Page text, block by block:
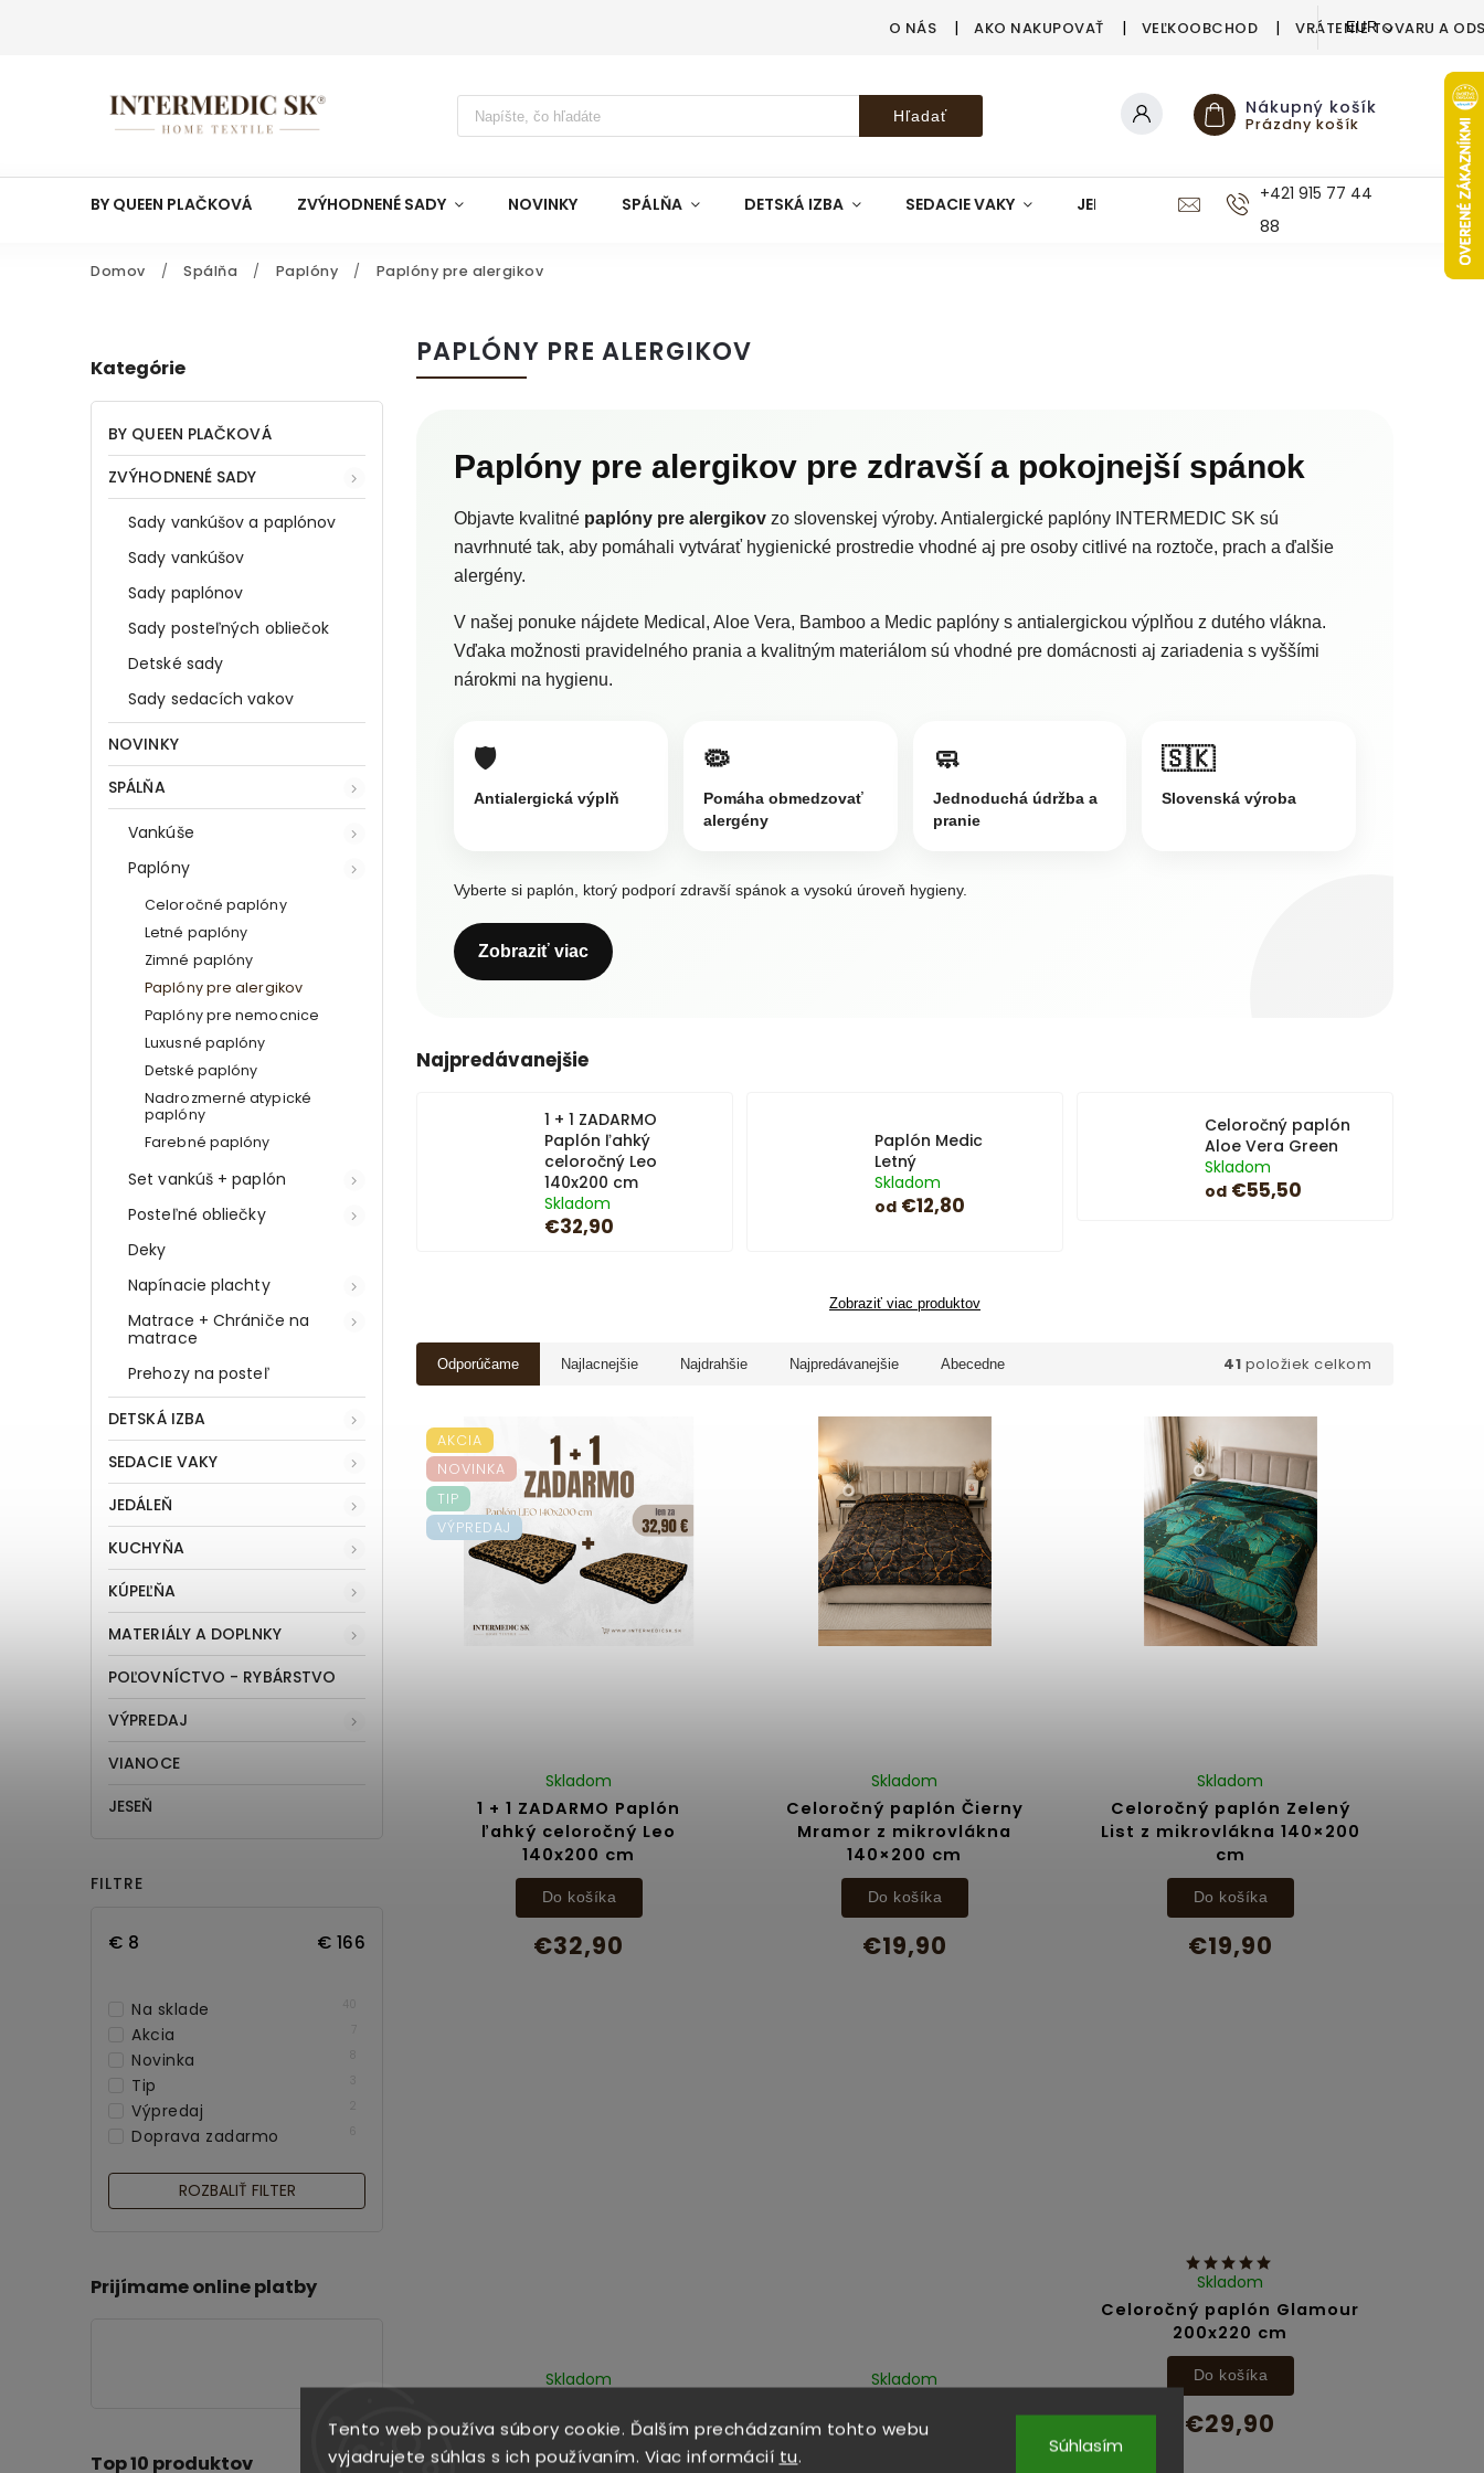
Tento web používa súbory cookie. Ďalším prechádzaním tohto webu
vyjadrujete súhlas s ich používaním. Viac informácií tu. Súhlasím
O NÁS AKO NAKUPOVAŤ VEĽKOOBCHOD VRÁTENIE TOVARU A
EUR
Hľadať Nákupný košík
Prázdny košík
BY QUEEN PLAČKOVÁ ZVÝHODNENÉ SADY NOVINKY SPÁLŇA DETSKÁ IZBA SEDACIE VAKY JEDÁLEŇ KUCHYŇA KÚPEĽŇA
+421 915 77 44
88
Domov / Spálňa / Paplóny / Paplóny pre alergikov
Kategórie
BY QUEEN PLAČKOVÁ
ZVÝHODNENÉ SADY
Sady vankúšov a paplónov
Sady vankúšov
Sady paplónov
Sady posteľných obliečok
Detské sady
Sady sedacích vakov
NOVINKY
SPÁLŇA
Vankúše
Paplóny
Celoročné paplóny
Letné paplóny
Zimné paplóny
Paplóny pre alergikov
Paplóny pre nemocnice
Luxusné paplóny
Detské paplóny
Nadrozmerné atypické
paplóny
Farebné paplóny
Set vankúš + paplón
Posteľné obliečky
Deky
Napínacie plachty
Matrace + Chrániče na
matrace
Prehozy na posteľ
DETSKÁ IZBA
SEDACIE VAKY
JEDÁLEŇ
KUCHYŇA
KÚPEĽŇA
MATERIÁLY A DOPLNKY
POĽOVNÍCTVO - RYBÁRSTVO
VÝPREDAJ
VIANOCE
JESEŇ
FILTRE
€ 8 € 166
Na sklade
Akcia
Novinka
Tip
Výpredaj
Doprava zadarmo
ROZBALIŤ FILTER
Prijímame online platby
Top 10 produktov
PAPLÓNY PRE ALERGIKOV
Paplóny pre alergikov pre zdravší a pokojnejší spánok
Objavte kvalitné paplóny pre alergikov zo slovenskej výroby. Antialergické paplóny INTERMEDIC SK sú
navrhnuté tak, aby pomáhali vytvárať hygienické prostredie vhodné aj pre osoby citlivé na roztoče, prach a ďalšie
alergény.
V našej ponuke nájdete Medical, Aloe Vera, Bamboo a Medic paplóny s antialergickou výplňou z dutého vlákna.
Vďaka možnosti pravidelného prania a kvalitným materiálom sú vhodné pre domácnosti aj zariadenia s vyššími
nárokmi na hygienu.
🛡️
Antialergická výplň
🦠
Pomáha obmedzovať
alergény
🧼
Jednoduchá údržba a
pranie
🇸🇰
Slovenská výroba
Vyberte si paplón, ktorý podporí zdravší spánok a vysokú úroveň hygieny.
Zobraziť viac
Najpredávanejšie
1 + 1 ZADARMO
Paplón ľahký
celoročný Leo
140x200 cm
Skladom
€32,90
Paplón Medic
Letný
Skladom
od€12,80
Celoročný paplón
Aloe Vera Green
Skladom
od€55,50
Zobraziť viac produktov
Odporúčame Najlacnejšie Najdrahšie Najpredávanejšie Abecedne 41 položiek celkom
AKCIA
NOVINKA
TIP
VÝPREDAJ
1 + 1 ZADARMO Paplón
ľahký celoročný Leo
140x200 cm
Skladom
€32,90
Do košíka
Celoročný paplón Čierny
Mramor z mikrovlákna
140×200 cm
Skladom
€19,90
Do košíka
Celoročný paplón Zelený
List z mikrovlákna 140×200
cm
Skladom
€19,90
Do košíka
Leo 140x200 cm
Skladom
mikrovlákna Sivý Kvet
Skladom
Celoročný paplón Glamour
200x220 cm
Skladom
€29,90
Do košíka